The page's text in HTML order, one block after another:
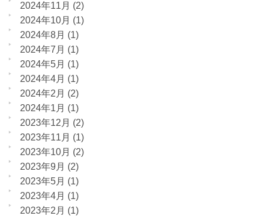
2024年11月 (2)
2024年10月 (1)
2024年8月 (1)
2024年7月 (1)
2024年5月 (1)
2024年4月 (1)
2024年2月 (2)
2024年1月 (1)
2023年12月 (2)
2023年11月 (1)
2023年10月 (2)
2023年9月 (2)
2023年5月 (1)
2023年4月 (1)
2023年2月 (1)